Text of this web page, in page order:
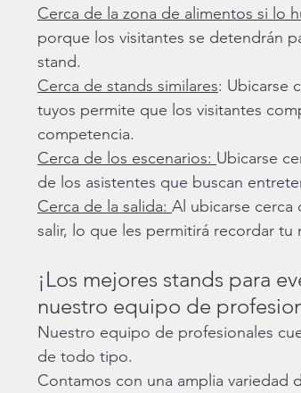
Cerca de la zona de alimentos si lo
porque los visitantes se detendrán
stand.
Cerca de stands similares: Ubicarse
tuyos permite que los visitantes
competencia.
Cerca de los escenarios: Ubicarse
de los asistentes que buscan
Cerca de la salida: Al ubicarse cerca
salir, lo que les permitirá recordar tu
¡Los mejores stands para
nuestro equipo de
Nuestro equipo de profesionales
de todo tipo.
Contamos con una amplia variedad